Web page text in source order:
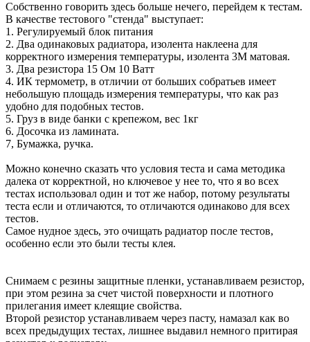
Собственно говорить здесь больше нечего, перейдем к тестам.
В качестве тестового "стенда" выступает:
1. Регулируемый блок питания
2. Два одинаковых радиатора, изолента наклеена для
корректного измерения температуры, изолента 3М матовая.
3. Два резистора 15 Ом 10 Ватт
4. ИК термометр, в отличии от больших собратьев имеет
небольшую площадь измерения температуры, что как раз
удобно для подобных тестов.
5. Груз в виде банки с крепежом, вес 1кг
6. Досочка из ламината.
7, Бумажка, ручка.
Можно конечно сказать что условия теста и сама методика
далека от корректной, но ключевое у нее то, что я во всех
тестах использовал один и тот же набор, потому результаты
теста если и отличаются, то отличаются одинаково для всех
тестов.
Самое нудное здесь, это очищать радиатор после тестов,
особенно если это были тесты клея.
Снимаем с резины защитные пленки, устанавливаем резистор,
при этом резина за счет чистой поверхности и плотного
прилегания имеет клеящие свойства.
Второй резистор устанавливаем через пасту, намазал как во
всех предыдущих тестах, лишнее выдавил немного притирая